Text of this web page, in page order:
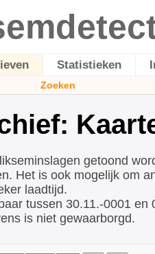
Statistieken
Zoeken
getoond
Het is ook mogelijk om
laadtijd.
tussen 30.11.-0001 en
is niet gewaarborgd.